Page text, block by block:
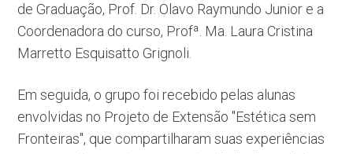
de Graduação, Prof. Dr. Olavo Raymundo Junior e a
Coordenadora do curso, Profª. Ma. Laura Cristina
Marretto Esquisatto Grignoli.
Em seguida, o grupo foi recebido pelas alunas
envolvidas no Projeto de Extensão ''Estética sem
Fronteiras'', que compartilharam suas experiências